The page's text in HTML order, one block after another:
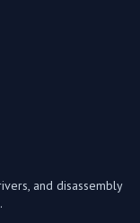
and disassembly